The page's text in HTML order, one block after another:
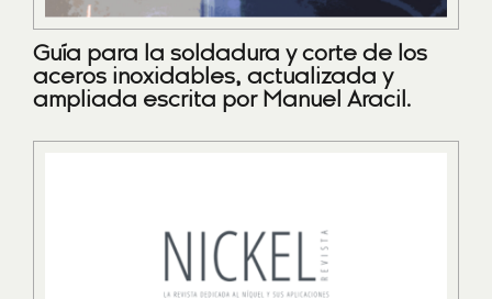
Guía para la soldadura y corte de los
aceros inoxidables, actualizada y
ampliada escrita por Manuel Aracil.